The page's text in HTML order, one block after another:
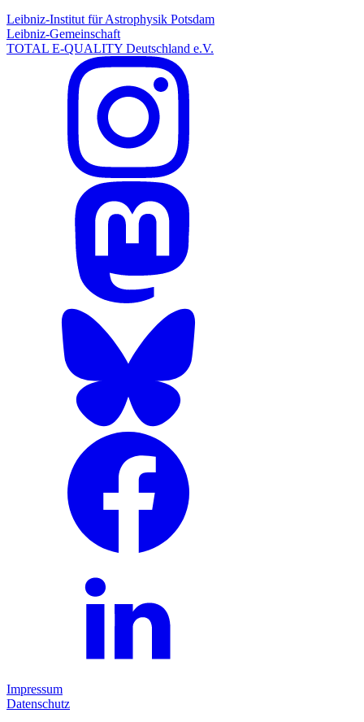
Leibniz-Institut für Astrophysik Potsdam
Leibniz-Gemeinschaft
TOTAL E-QUALITY Deutschland e.V.
Impressum
Datenschutz